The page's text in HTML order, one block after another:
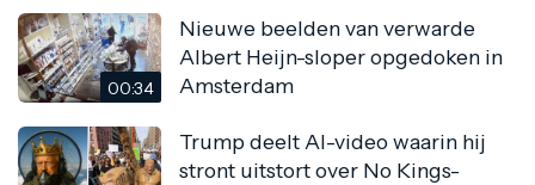
00:34
Nieuwe beelden van verwarde
Albert Heijn-sloper opgedoken in
Amsterdam
Trump deelt AI-video waarin hij
stront uitstort over No Kings-